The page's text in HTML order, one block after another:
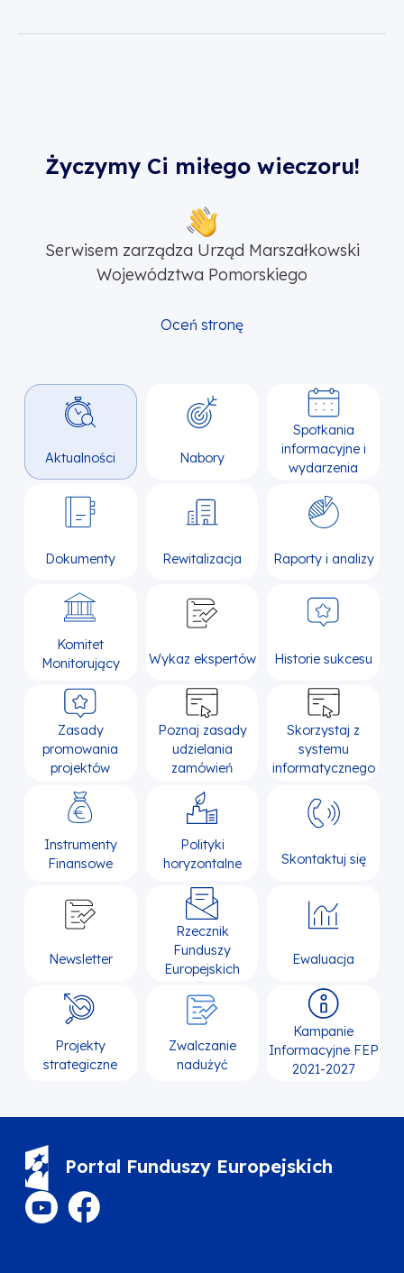
Życzymy Ci miłego wieczoru!
Serwisem zarządza Urząd Marszałkowski
Województwa Pomorskiego
Oceń stronę
Aktualności Nabory
Spotkania
informacyjne i
wydarzenia
Dokumenty Rewitalizacja Raporty i analizy
Komitet
Monitorujący
Wykaz ekspertów Historie sukcesu
Zasady
promowania
projektów
Poznaj zasady
udzielania
zamówień
Skorzystaj z
systemu
informatycznego
Instrumenty
Finansowe
Polityki
horyzontalne
Skontaktuj się
Newsletter
Rzecznik
Funduszy
Europejskich
Ewaluacja
Projekty
strategiczne
Zwalczanie
nadużyć
Kampanie
Informacyjne FEP
2021-2027
Portal Funduszy Europejskich